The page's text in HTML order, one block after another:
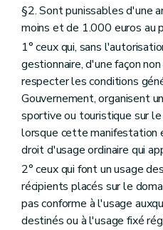
§2. Sont punissables d'une
moins et de 1.000 euros au
1° ceux qui, sans
gestionnaire, d'une façon
respecter les conditions
Gouvernement, organisent
sportive ou touristique sur
lorsque cette manifestation
droit d'usage ordinaire qui
2° ceux qui font un usage
récipients placés sur le
pas conforme à l'usage
destinés ou à l'usage fixé